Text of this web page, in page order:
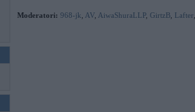
Moderatori: 968-jk AV AiwaShuraLLP, GirtzB Lafter